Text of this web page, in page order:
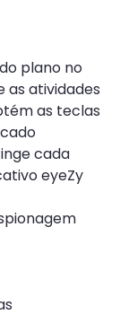
plano no
as atividades
as teclas
cada
eyeZy